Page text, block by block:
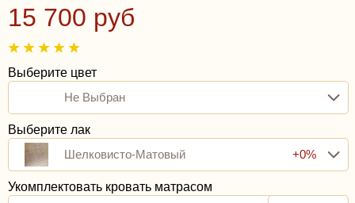
15 700 руб
Выберите цвет
Не Выбран
Выберите лак
Шелковисто-Матовый
+0%
Укомплектовать кровать матрасом